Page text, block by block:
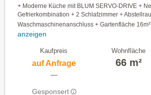
+ Moderne Küche mit BLUM SERVO-DRIVE +
Gefrierkombination + 2 Schlafzimmer +
Waschmaschinenanschluss + Gartenfläche 16m²
anzeigen
Kaufpreis
auf Anfrage
—
Gesponsert
Wohnfläche
66 m²